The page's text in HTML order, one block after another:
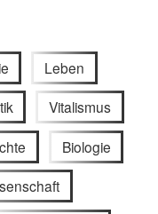
Leben
Vitalismus
Biologie